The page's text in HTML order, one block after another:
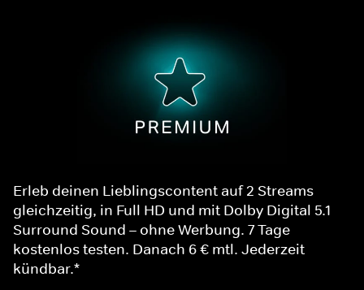
Erleb deinen Lieblingscontent auf 2 Streams
gleichzeitig, in Full HD und mit Dolby Digital 5.1
Surround Sound – ohne Werbung. 7 Tage
kostenlos testen. Danach 6 € mtl. Jederzeit
kündbar.*